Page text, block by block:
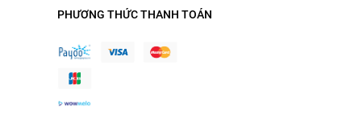
PHƯƠNG THỨC THANH TOÁN